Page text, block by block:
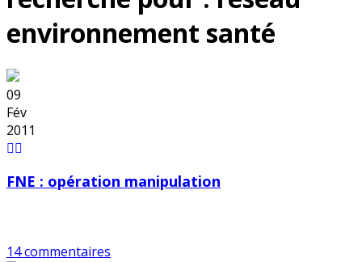
environnement santé
09
Fév
2011
FNE : opération manipulation
14 commentaires